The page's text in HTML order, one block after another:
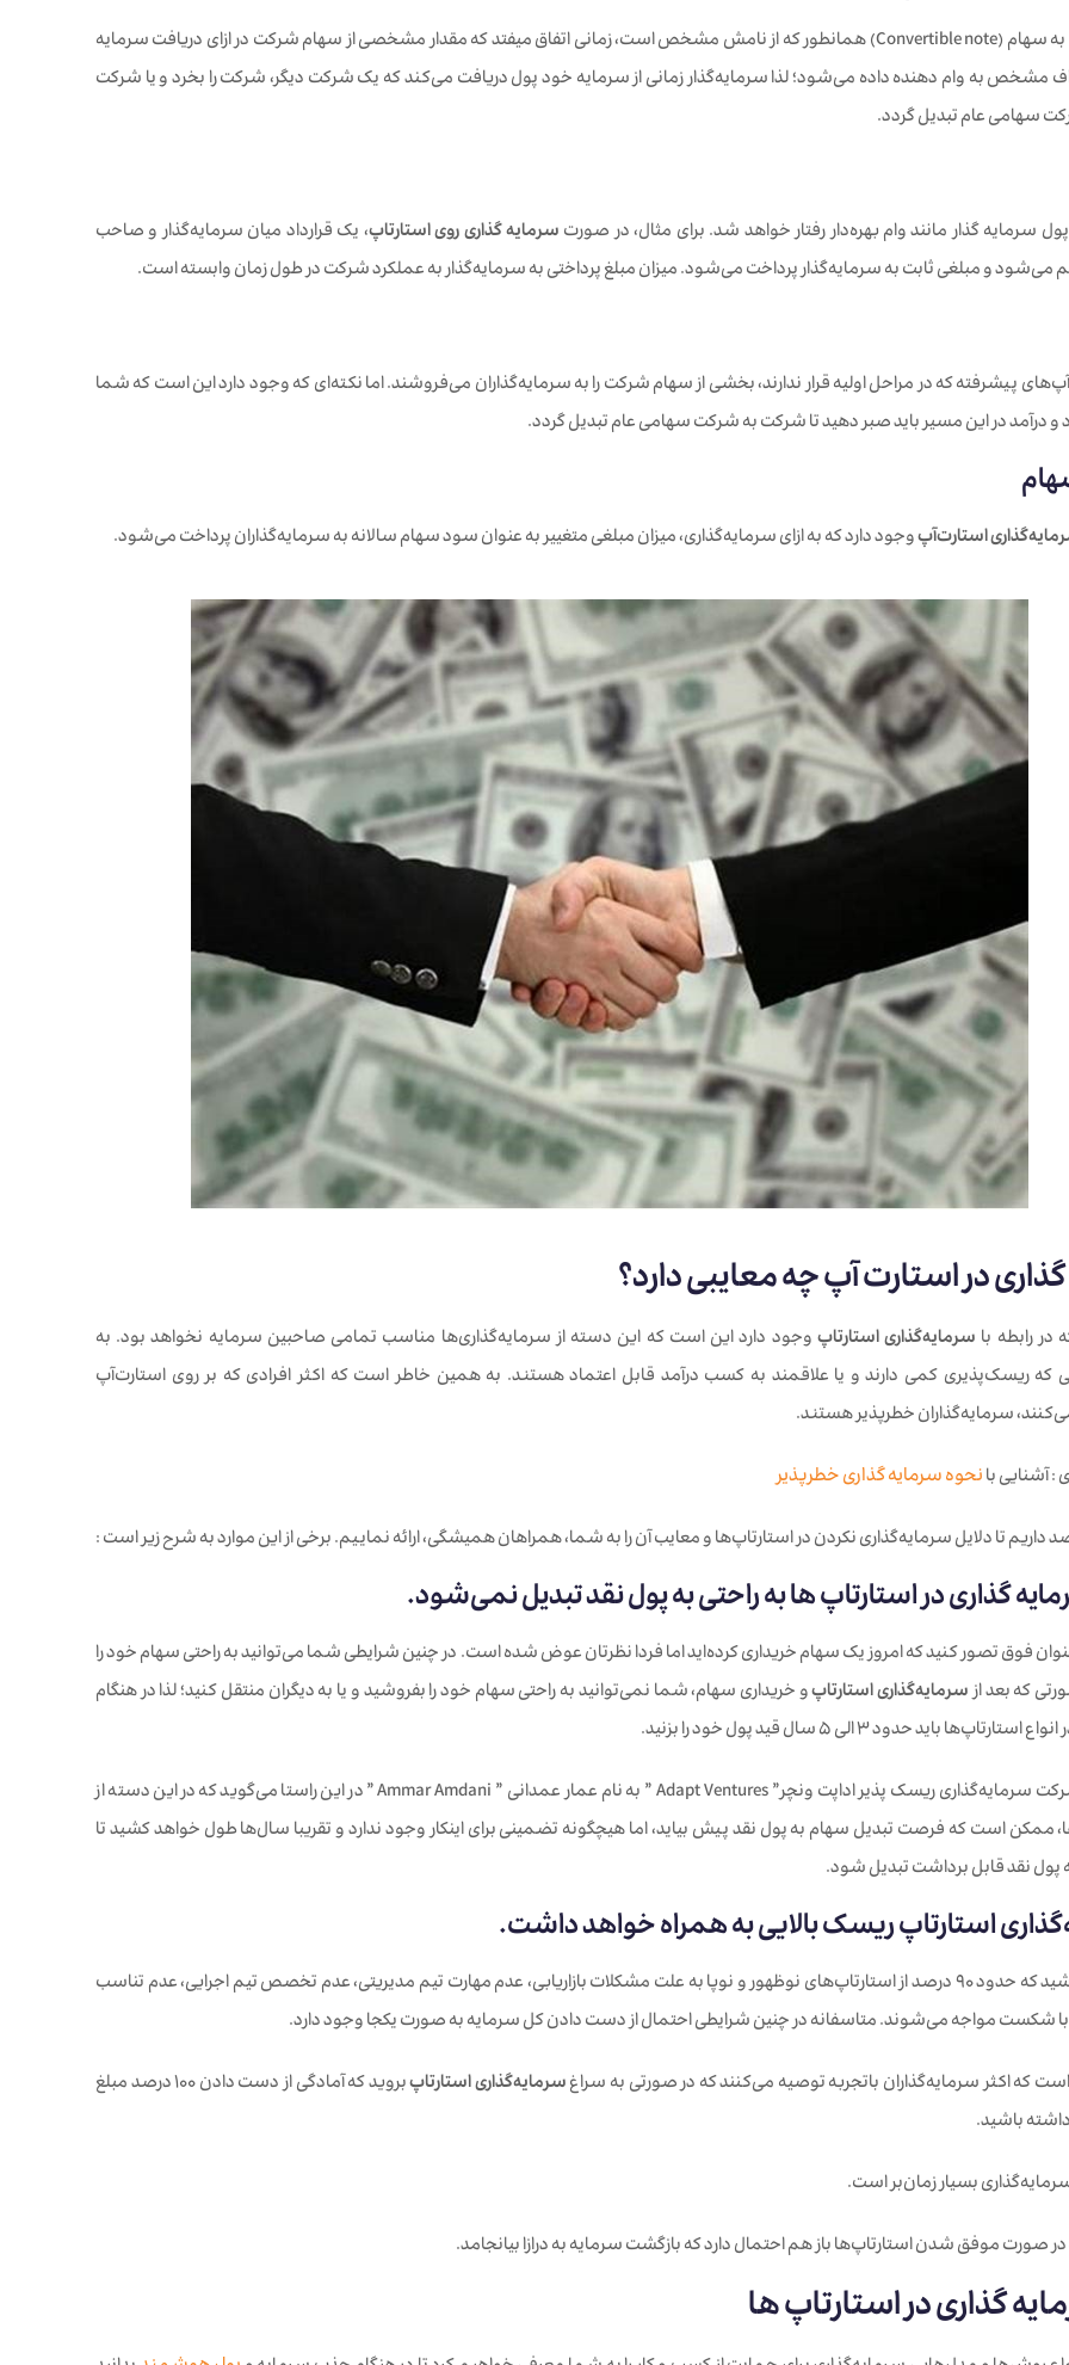
وام قابل تبدیل به سهام (Convertible note) همانطور که از نامش مشخص است، زمانی اتفاق میفتد که مقدار مشخصی از سهام شرکت در ازای دریافت سرمایه
مشخص به وام دهنده داده می‌شود؛ لذا سرمایه‌گذار زمانی از سرمایه خود پول دریافت می‌کند که یک شرکت دیگر، شرکت را بخرد و یا شرکت
سهامی عام تبدیل گردد.
سرمایه گذار مانند وام بهره‌دار رفتار خواهد شد. برای مثال، در صورت سرمایه گذاری روی استارتاپ، یک قرارداد میان سرمایه‌گذار و صاحب
می‌شود و مبلغی ثابت به سرمایه‌گذار پرداخت می‌شود. میزان مبلغ پرداختی به سرمایه‌گذار به عملکرد شرکت در طول زمان وابسته است.
پیشرفته که در مراحل اولیه قرار ندارند، بخشی از سهام شرکت را به سرمایه‌گذاران می‌فروشند. اما نکته‌ای که وجود دارد این است که شما
درآمد در این مسیر باید صبر دهید تا شرکت به شرکت سهامی عام تبدیل گردد.
استارت‌آپ‌وجود دارد که به ازای سرمایه‌گذاری، میزان مبلغی متغییر به عنوان سود سهام سالانه به سرمایه‌گذاران پرداخت می‌شود.
در استارت آپ چه معایبی دارد؟
در رابطه با سرمایه‌گذاری استارتاپ وجود دارد این است که این دسته از سرمایه‌گذاری‌ها مناسب تمامی صاحبین سرمایه نخواهد بود. به
ریسک‌پذیری کمی دارند و یا علاقمند به کسب درآمد قابل اعتماد هستند. به همین خاطر است که اکثر افرادی که بر روی استارت‌آپ
سرمایه‌گذاران خطرپذیر هستند.
: آشنایی بانحوه سرمایه گذاری خطرپذیر
تا دلایل سرمایه‌گذاری نکردن در استارتاپ‌ها و معایب آن را به شما، همراهان همیشگی، ارائه نماییم. برخی از این موارد به شرح زیر است :
فوق تصور کنید که امروز یک سهام خریداری کرده‌اید اما فردا نظرتان عوض شده است. در چنین شرایطی شما می‌توانید به راحتی سهام خود را
که بعد ازسرمایه‌گذاری استارتاپو خریداری سهام، شما نمی‌توانید به راحتی سهام خود را بفروشید و یا به دیگران منتقل کنید؛ لذا در هنگام
باید حدود 3 الی 5 سال قید پول خود را بزنید.
یکی از شرکاء شرکت سرمایه‌گذاری ریسک پذیر اداپت ونچر” Adapt Ventures ” به نام عمار عمدانی ” Ammar Amdani ” در این راستا می‌گوید که در این دسته از
ممکن است که فرصت تبدیل سهام به پول نقد پیش بیاید، اما هیچگونه تضمینی برای اینکار وجود ندارد و تقریبا سال‌ها طول خواهد کشید تا
پول نقد قابل برداشت تبدیل شود.
توجه داشته باشید که حدود 90 درصد از استارتاپ‌های نوظهور و نوپا به علت مشکلات بازاریابی، عدم مهارت تیم مدیریتی، عدم تخصص تیم اجرایی، عدم تناسب
با شکست مواجه می‌شوند. متاسفانه در چنین شرایطی احتمال از دست دادن کل سرمایه به صورت یکجا وجود دارد.
که اکثر سرمایه‌گذاران باتجربه توصیه می‌کنند که در صورتی به سراغسرمایه‌گذاری استارتاپ
بروید که آمادگی از دست دادن 100 درصد مبلغ
باشید.
صورت موفق شدن استارتاپ‌ها باز هم احتمال دارد که بازگشت سرمایه به درازا بیانجامد.
گذاری در استارتاپ ها